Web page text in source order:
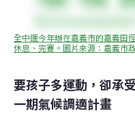
全中運今年辦在嘉義市的嘉義田
休息、完賽。圖片來源：嘉義市
要孩子多運動，卻承
一期氣候調適計畫